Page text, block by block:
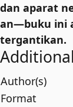
dan aparat
an—buku ini
tergantikan.
Author(s)
Format